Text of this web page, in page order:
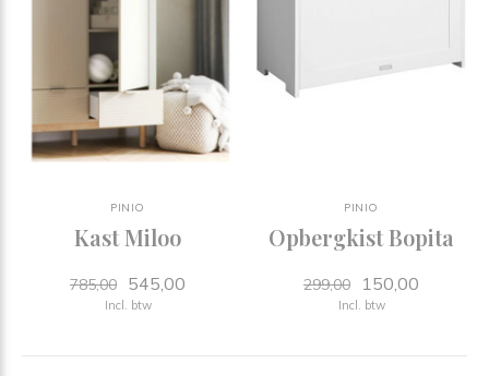
PINIO
Kast Miloo
785,00 545,00
Incl. btw
PINIO
Opbergkist Bopita
299,00 150,00
Incl. btw